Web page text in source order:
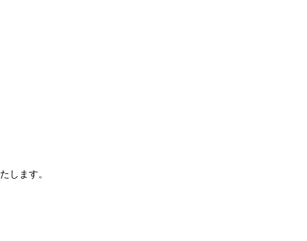
します。